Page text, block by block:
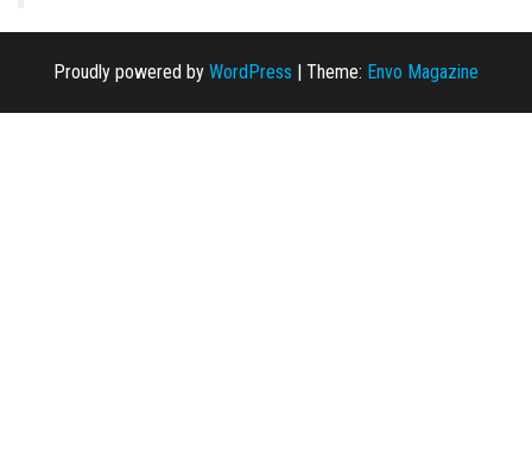
Proudly powered by WordPress | Theme: Envo Magazine